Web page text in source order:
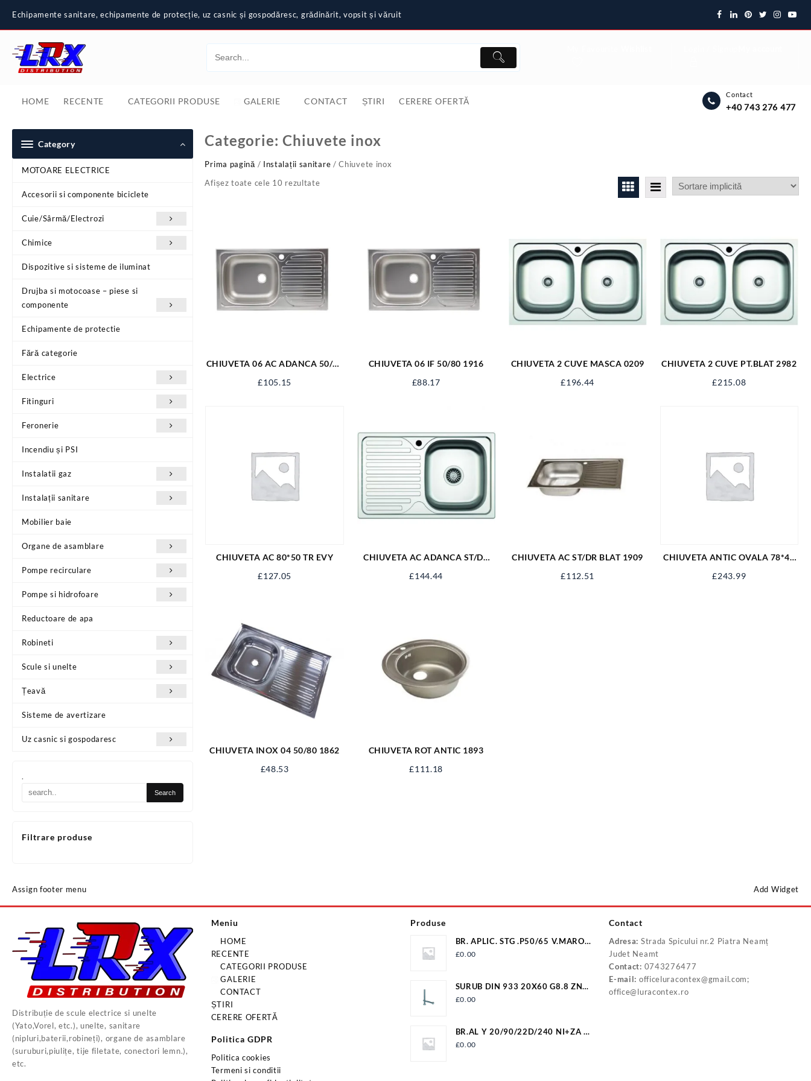
content
Echipamente sanitare, echipamente de protecție, uz casnic și gospodăresc, grădinărit, vopsit și văruit
HOME RECENTE CATEGORII PRODUSE GALERIE CONTACT ȘTIRI CERERE OFERTĂ
Contact
+40 743 276 477
Category
MOTOARE ELECTRICE
Accesorii si componente biciclete
Cuie/Sârmă/Electrozi
Chimice
Dispozitive si sisteme de iluminat
Drujba si motocoase – piese si
componente
Echipamente de protectie
Fără categorie
Electrice
Fitinguri
Feronerie
Incendiu și PSI
Instalatii gaz
Instalații sanitare
Mobilier baie
Organe de asamblare
Pompe recirculare
Pompe si hidrofoare
Reductoare de apa
Robineti
Scule si unelte
Țeavă
Sisteme de avertizare
Uz casnic si gospodaresc
.
Filtrare produse
Categorie:Chiuvete inox
Prima pagină / Instalații sanitare / Chiuvete inox
Afișez toate cele 10 rezultate
CHIUVETA 06 AC ADANCA 50/80
£105.15
CHIUVETA 06 IF 50/80 1916
£88.17
CHIUVETA 2 CUVE MASCA 0209
£196.44
CHIUVETA 2 CUVE PT.BLAT 2982
£215.08
CHIUVETA AC 80*50 TR EVY
£127.05
CHIUVETA AC ADANCA ST/DR
£144.44
CHIUVETA AC ST/DR BLAT 1909
£112.51
CHIUVETA ANTIC OVALA 78*48
£243.99
CHIUVETA INOX 04 50/80 1862
£48.53
CHIUVETA ROT ANTIC 1893
£111.18
Assign footer menu Add Widget
Distribuție de scule electrice si unelte
(Yato,Vorel, etc.), unelte, sanitare
(nipluri,baterii,robineți), organe de asamblare
(suruburi,piulițe, tije filetate, conectori lemn.),
etc.
Meniu
HOME
RECENTE
CATEGORII PRODUSE
GALERIE
CONTACT
ȘTIRI
CERERE OFERTĂ
Politica GDPR
Politica cookies
Termeni si conditii
Produse
BR. APLIC. STG .P50/65 V.MARO
12009P506500VM2LV
£0.00
SURUB DIN 933 20X60 G8.8 ZN
S933M20X60G8
£0.00
BR.AL Y 20/90/22D/240 NI+ZA F
ER+T22 (I10)
£0.00
Contact
Adresa: Strada Spicului nr.2 Piatra Neamț
Judet Neamt
Contact: 0743276477
E-mail: officeluracontex@gmail.com;
office@luracontex.ro